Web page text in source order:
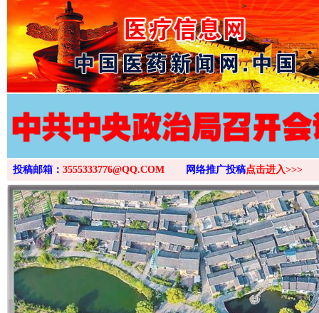
>
投稿邮箱： 3555333776@QQ.COM 网络推广投稿点击进入>>>